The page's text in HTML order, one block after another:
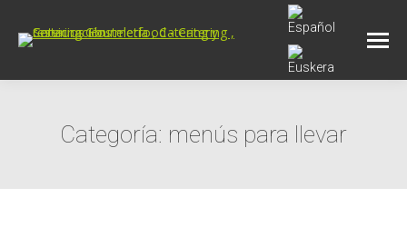
Categoría: menús para llevar